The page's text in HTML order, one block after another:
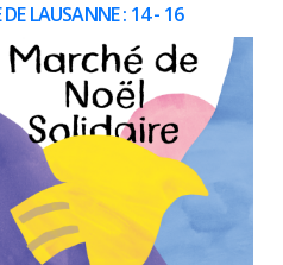
LAUSANNE : 14 - 16